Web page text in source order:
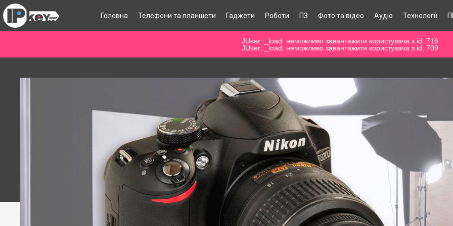
Головна Телефони та планшети Гаджети Роботи ПЗ Фото та відео Аудіо Технології
JUser::_load: неможливо завантажити користувача з id: 716
JUser::_load: неможливо завантажити користувача з id: 709